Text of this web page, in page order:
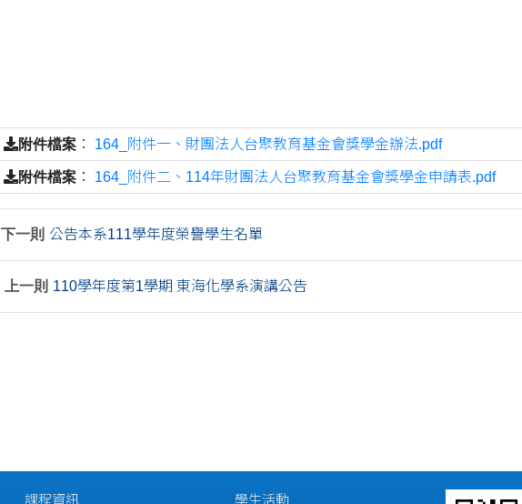
附件檔案 ： 164_附件一、財團法人台聚教育基金會獎學金辦法.pdf
附件檔案 ： 164_附件二、114年財團法人台聚教育基金會獎學金申請表.pdf
下一則 公告本系111學年度榮譽學生名單
上一則 110學年度第1學期 東海化學系演講公告
課程資訊 學生活動